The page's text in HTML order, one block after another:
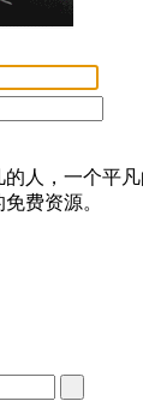
人，一个平
费资源。